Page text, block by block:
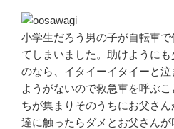
小学生だろう男の子が自転車
てしまいました。助けように
のなら、イタイーイタイーと
ようがないので救急車を呼ぶ
ちが集まりそのうちにお父さ
達に触ったらダメとお父さん